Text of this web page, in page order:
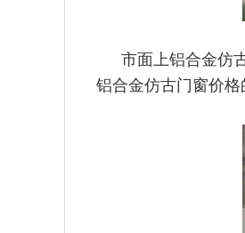
市面上铝合金仿
铝合金仿古门窗价格